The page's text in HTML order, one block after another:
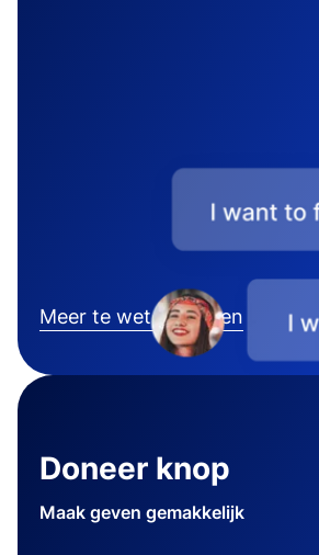
Meer te weten komen
Doneer knop
Maak geven gemakkelijk